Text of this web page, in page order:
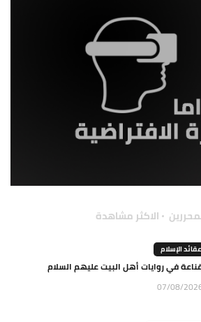
الاكثر مشاهدة
عقائد الإسلام
في روايات أهل البيت عليهم السلام
07/08/